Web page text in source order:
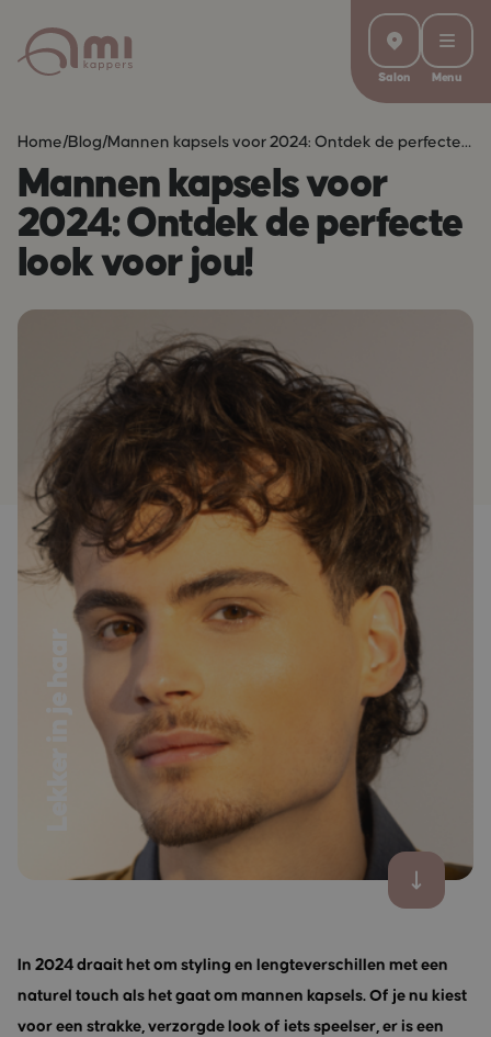
Salon Menu
Home/Blog/Mannen kapsels voor 2024: Ontdek de perfecte
look voor jou!
Mannen kapsels voor
2024: Ontdek de perfecte
look voor jou!
In 2024 draait het om styling en lengteverschillen met een
naturel touch als het gaat om mannen kapsels. Of je nu kiest
voor een strakke, verzorgde look of iets speelser, er is een